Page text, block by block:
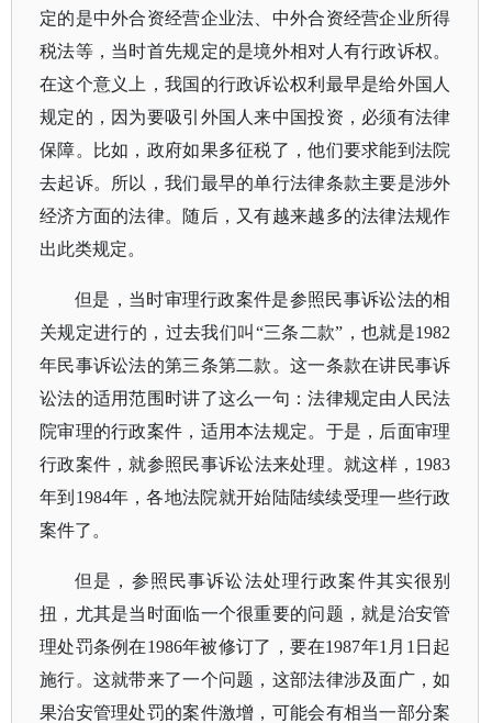
定的是中外合资经营企业法、中外合资经营企业所得
税法等，当时首先规定的是境外相对人有行政诉权。
在这个意义上，我国的行政诉讼权利最早是给外国人
规定的，因为要吸引外国人来中国投资，必须有法律
保障。比如，政府如果多征税了，他们要求能到法院
去起诉。所以，我们最早的单行法律条款主要是涉外
经济方面的法律。随后，又有越来越多的法律法规作
出此类规定。
但是，当时审理行政案件是参照民事诉讼法的相
关规定进行的，过去我们叫 “三条二款”，也就是1982
年民事诉讼法的第三条第二款。这一条款在讲民事诉
讼法的适用范围时讲了这么一句：法律规定由人民法
院审理的行政案件，适用本法规定。于是，后面审理
行政案件，就参照民事诉讼法来处理。就这样，1983
年到1984年，各地法院就开始陆陆续续受理一些行政
案件了。
但是，参照民事诉讼法处理行政案件其实很别
扭，尤其是当时面临一个很重要的问题，就是治安管
理处罚条例在1986年被修订了，要在1987年1月1日起
施行。这就带来了一个问题，这部法律涉及面广，如
果治安管理处罚的案件激增，可能会有相当一部分案